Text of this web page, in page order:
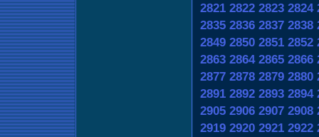
2821 2822 2823 2824
2835 2836 2837 2838
2849 2850 2851 2852
2863 2864 2865 2866
2877 2878 2879 2880
2891 2892 2893 2894
2905 2906 2907 2908
2919 2920 2921 2922